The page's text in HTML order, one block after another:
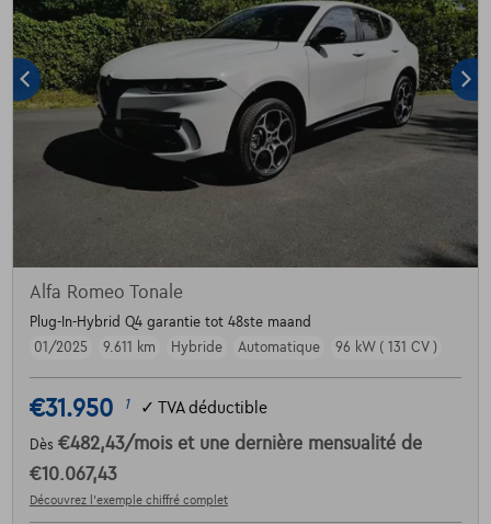
Alfa Romeo Tonale
Plug-In-Hybrid Q4 garantie tot 48ste maand
01/2025
9.611 km Hybride Automatique 96 kW ( 131 CV )
€31.950 1 ✓ TVA déductible
Dès €482,43/mois et une dernière mensualité de
€10.067,43
Découvrez l’exemple chiffré complet